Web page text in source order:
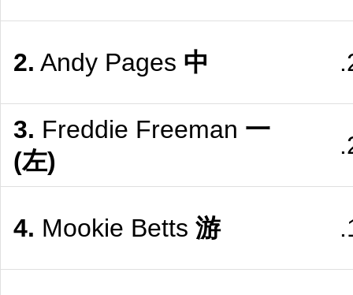
2. Andy Pages 中
3. Freddie Freeman 一
(左)
4. Mookie Betts 游